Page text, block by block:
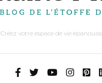
Créez votre espace de vie